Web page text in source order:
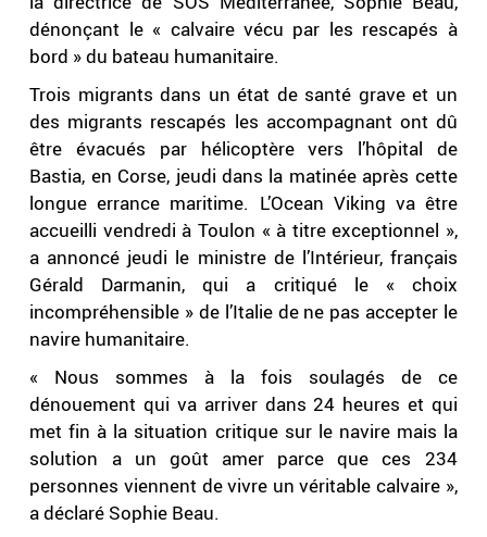
dénonçant le « calvaire vécu par les rescapés à
bord » du bateau humanitaire.
Trois migrants dans un état de santé grave et un
des migrants rescapés les accompagnant ont dû
être évacués par hélicoptère vers l’hôpital de
Bastia, en Corse, jeudi dans la matinée après cette
longue errance maritime. L’Ocean Viking va être
accueilli vendredi à Toulon « à titre exceptionnel »,
a annoncé jeudi le ministre de l’Intérieur, français
Gérald Darmanin, qui a critiqué le « choix
incompréhensible » de l’Italie de ne pas accepter le
navire humanitaire.
« Nous sommes à la fois soulagés de ce
dénouement qui va arriver dans 24 heures et qui
met fin à la situation critique sur le navire mais la
solution a un goût amer parce que ces 234
personnes viennent de vivre un véritable calvaire »,
a déclaré Sophie Beau.